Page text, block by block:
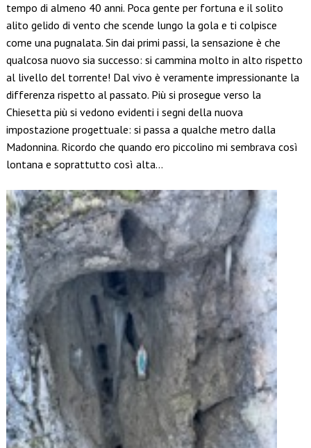
tempo di almeno 40 anni. Poca gente per fortuna e il solito
alito gelido di vento che scende lungo la gola e ti colpisce
come una pugnalata. Sin dai primi passi, la sensazione è che
qualcosa nuovo sia successo: si cammina molto in alto rispetto
al livello del torrente! Dal vivo è veramente impressionante la
differenza rispetto al passato. Più si prosegue verso la
Chiesetta più si vedono evidenti i segni della nuova
impostazione progettuale: si passa a qualche metro dalla
Madonnina. Ricordo che quando ero piccolino mi sembrava così
lontana e soprattutto così alta…